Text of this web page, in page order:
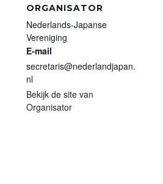
ORGANISATOR
Nederlands-Japanse
Vereniging
E-mail
secretaris@nederlandjapan.
nl
Bekijk de site van
Organisator